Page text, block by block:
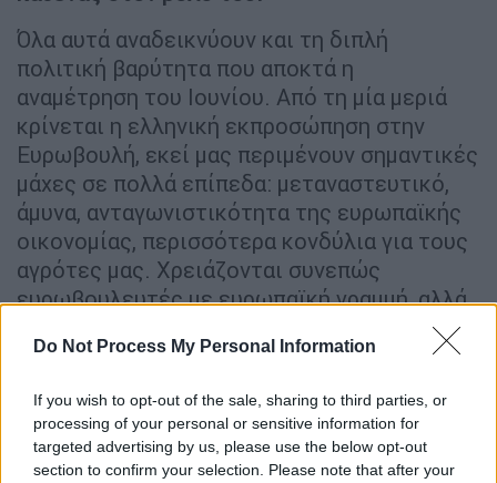
Do Not Process My Personal Information
If you wish to opt-out of the sale, sharing to third parties, or
processing of your personal or sensitive information for
targeted advertising by us, please use the below opt-out
section to confirm your selection. Please note that after your
Όλα αυτά αναδεικνύουν και τη διπλή
πολιτική βαρύτητα που αποκτά η
αναμέτρηση του Ιουνίου. Από τη μία μεριά
κρίνεται η ελληνική εκπροσώπηση στην
Ευρωβουλή, εκεί μας περιμένουν σημαντικές
μάχες σε πολλά επίπεδα: μεταναστευτικό,
άμυνα, ανταγωνιστικότητα της ευρωπαϊκής
οικονομίας, περισσότερα κονδύλια για τους
αγρότες μας. Χρειάζονται συνεπώς
ευρωβουλευτές με ευρωπαϊκή γραμμή, αλλά
ταυτόχρονα και με δυνατή εθνική φωνή. Ενώ
στην ίδια κάλπη θα ζυγιστεί προφανώς και η
μιας πορείας που, παρά τις δυσκολίες, μας
οδηγεί μπροστά.